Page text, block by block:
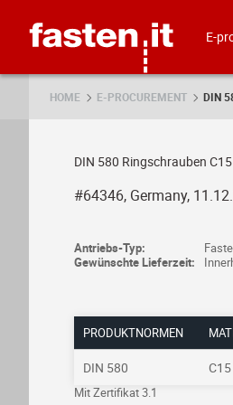
E-
HOME E-PROCUREMENT DIN
DIN 580 Ringschrauben
#64346, Germany,
Antriebs-Typ:
Gewünschte Lieferzeit:
PRODUKTNORMEN
DIN 580 C15
Mit Zertifikat 3.1